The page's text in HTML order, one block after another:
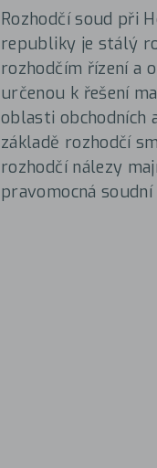
Rozhodčí soud při
republiky je stálý
rozhodčím řízení a
určenou k řešení
oblasti obchodních
základě rozhodčí
rozhodčí nálezy
pravomocná